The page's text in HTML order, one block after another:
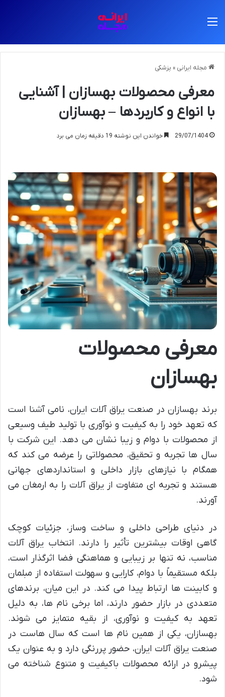
مجله ایرانی » پزشکی
معرفی محصولات بهسازان | آشنایی
با انواع و کاربردها – بهسازان
29/07/1404 خواندن این نوشته 19 دقیقه زمان می برد
معرفی محصولات
بهسازان
برند بهسازان در صنعت یراق آلات ایران، نامی آشنا است
که تعهد خود را به کیفیت و نوآوری با تولید طیف وسیعی
از محصولات با دوام و زیبا نشان می دهد. این شرکت با
سال ها تجربه و تحقیق، محصولاتی را عرضه می کند که
همگام با نیازهای بازار داخلی و استانداردهای جهانی
هستند و تجربه ای متفاوت از یراق آلات را به ارمغان می
آورند.
در دنیای طراحی داخلی و ساخت وساز، جزئیات کوچک
گاهی اوقات بیشترین تأثیر را دارند. انتخاب یراق آلات
مناسب، نه تنها بر زیبایی و هماهنگی فضا اثرگذار است،
بلکه مستقیماً با دوام، کارایی و سهولت استفاده از مبلمان
و کابینت ها ارتباط پیدا می کند. در این میان، برندهای
متعددی در بازار حضور دارند، اما برخی نام ها، به دلیل
تعهد به کیفیت و نوآوری، از بقیه متمایز می شوند.
بهسازان، یکی از همین نام ها است که سال هاست در
صنعت یراق آلات ایران، حضور پررنگی دارد و به عنوان یک
پیشرو در ارائه محصولات باکیفیت و متنوع شناخته می
شود.